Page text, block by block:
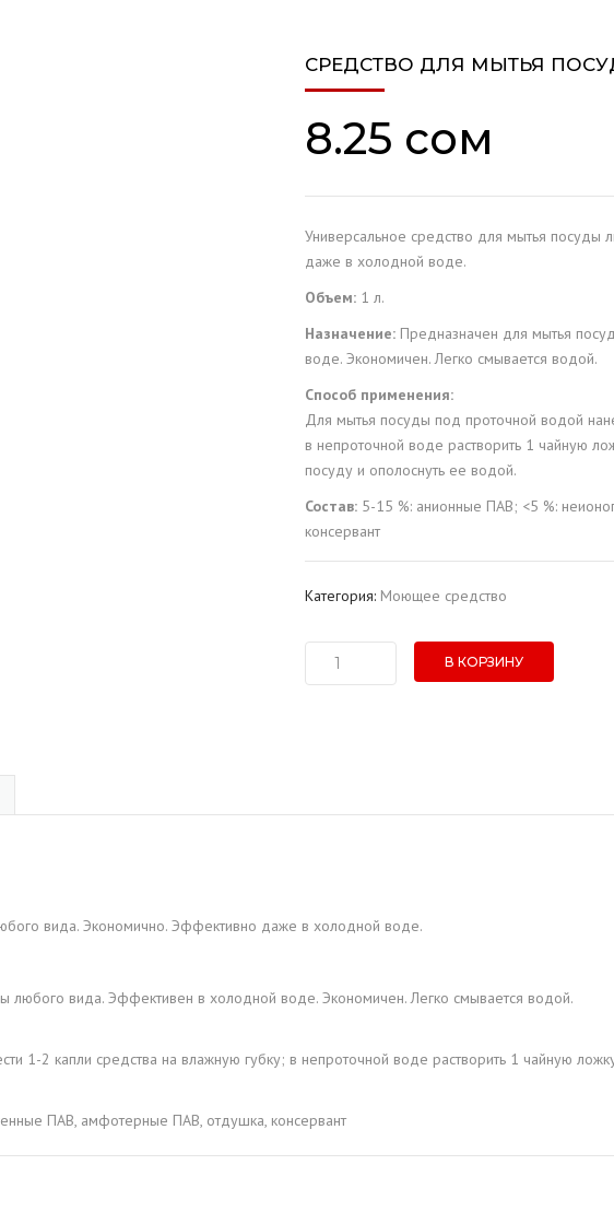
СРЕДСТВО ДЛЯ МЫТЬЯ
8.25 сом
Универсальное средство для мытья
даже в холодной воде.
Объем: 1 л.
Назначение: Предназначен для мытья
воде. Экономичен. Легко смывается водой.
Способ применения:
Для мытья посуды под проточной водой
в непроточной воде растворить 1 чайную
посуду и ополоснуть ее водой.
Состав: 5-15 %: анионные ПАВ; <5 %:
консервант
Категория: Моющее средство
Количество
"Aren"
В КОРЗИНУ
вида. Экономично. Эффективно даже в холодной воде.
любого вида. Эффективен в холодной воде. Экономичен. Легко смывается водой.
1-2 капли средства на влажную губку; в непроточной воде растворить 1 чайную
ПАВ, амфотерные ПАВ, отдушка, консервант